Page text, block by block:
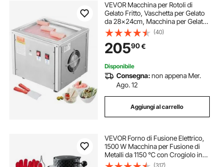
VEVOR Macchina per Rotoli di
Gelato Fritto, Vaschetta per Gelato
da 28x24cm, Macchina per Gelato
Arrotolato Tailandese in Acciaio
Inox, per Gelato, Yogurt Congelato,
Specialità Dolci Fatto in Casa
(40)
20590€
Disponibile
Consegna:non appena Mer.
Ago. 12
Aggiungi al carrello
VEVOR Forno di Fusione Elettrico,
1500 W Macchina per Fusione di
Metalli da 1150 ℃ con Crogiolo in
Ceramica da 5 kg, Kit per Oro per la
(317)